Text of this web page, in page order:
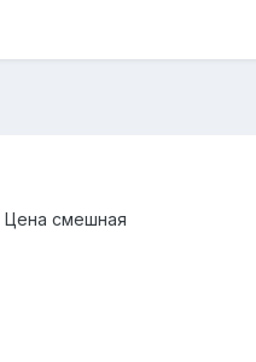
Цена смешная